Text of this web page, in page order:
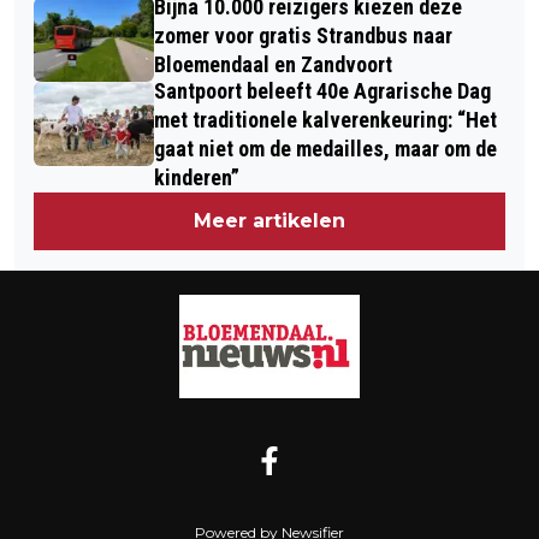
HALEN VOOR 7-JARIG DOCHTERTJE
MET USHERSYNDROOM
AFGESLANKTE VORM NOG STEEDS
ACTIEF
Bijna 10.000 reizigers kiezen deze
zomer voor gratis Strandbus naar
Bloemendaal en Zandvoort
Santpoort beleeft 40e Agrarische Dag
met traditionele kalverenkeuring: “Het
gaat niet om de medailles, maar om de
kinderen”
Meer artikelen
Powered by Newsifier